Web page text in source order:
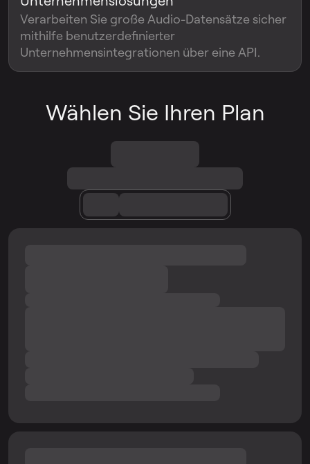
Verarbeiten Sie große Audio-Datensätze sicher
mithilfe benutzerdefinierter
Unternehmensintegrationen über eine API.
Wählen Sie Ihren Plan